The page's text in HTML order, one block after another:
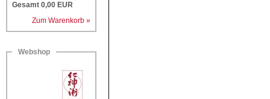
Gesamt 0,00 EUR
Zum Warenkorb »
Webshop